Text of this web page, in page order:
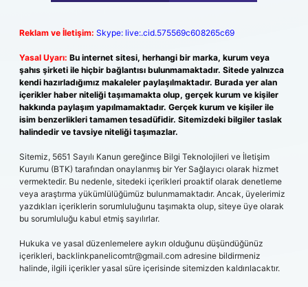
Reklam ve İletişim: Skype: live:.cid.575569c608265c69
Yasal Uyarı: Bu internet sitesi, herhangi bir marka, kurum veya
şahıs şirketi ile hiçbir bağlantısı bulunmamaktadır. Sitede yalnızca
kendi hazırladığımız makaleler paylaşılmaktadır. Burada yer alan
içerikler haber niteliği taşımamakta olup, gerçek kurum ve kişiler
hakkında paylaşım yapılmamaktadır. Gerçek kurum ve kişiler ile
isim benzerlikleri tamamen tesadüfidir. Sitemizdeki bilgiler taslak
halindedir ve tavsiye niteliği taşımazlar.
Sitemiz, 5651 Sayılı Kanun gereğince Bilgi Teknolojileri ve İletişim
Kurumu (BTK) tarafından onaylanmış bir Yer Sağlayıcı olarak hizmet
vermektedir. Bu nedenle, sitedeki içerikleri proaktif olarak denetleme
veya araştırma yükümlülüğümüz bulunmamaktadır. Ancak, üyelerimiz
yazdıkları içeriklerin sorumluluğunu taşımakta olup, siteye üye olarak
bu sorumluluğu kabul etmiş sayılırlar.
Hukuka ve yasal düzenlemelere aykırı olduğunu düşündüğünüz
içerikleri, backlinkpanelicomtr@gmail.com adresine bildirmeniz
halinde, ilgili içerikler yasal süre içerisinde sitemizden kaldırılacaktır.